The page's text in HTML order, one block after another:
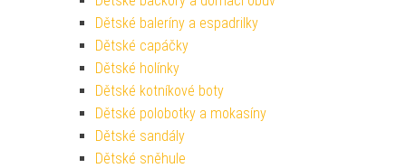
Dětské baleríny a espadrilky
Dětské capáčky
Dětské holínky
Dětské kotníkové boty
Dětské polobotky a mokasíny
Dětské sandály
Dětské sněhule